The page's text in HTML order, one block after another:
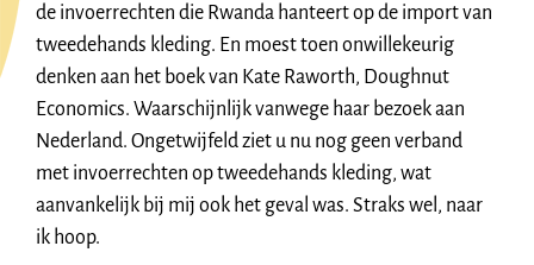
de invoerrechten die Rwanda hanteert op de import van
tweedehands kleding. En moest toen onwillekeurig
denken aan het boek van Kate Raworth, Doughnut
Economics. Waarschijnlijk vanwege haar bezoek aan
Nederland. Ongetwijfeld ziet u nu nog geen verband
met invoerrechten op tweedehands kleding, wat
aanvankelijk bij mij ook het geval was. Straks wel, naar
ik hoop.